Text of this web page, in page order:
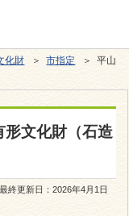
化財 ＞市指定
＞ 平山
形文化財（石造
最終更新日：2026年4月1日